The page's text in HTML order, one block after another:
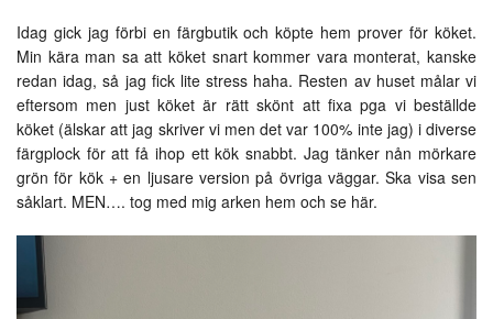
Idag gick jag förbi en färgbutik och köpte hem prover för köket.
Min kära man sa att köket snart kommer vara monterat, kanske
redan idag, så jag fick lite stress haha. Resten av huset målar vi
eftersom men just köket är rätt skönt att fixa pga vi beställde
köket (älskar att jag skriver vi men det var 100% inte jag) i diverse
färgplock för att få ihop ett kök snabbt. Jag tänker nån mörkare
grön för kök + en ljusare version på övriga väggar. Ska visa sen
såklart. MEN…. tog med mig arken hem och se här.